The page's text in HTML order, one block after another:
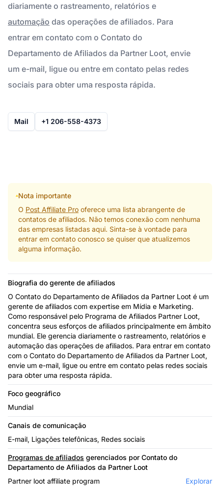
diariamente o rastreamento, relatórios e
automação das operações de afiliados. Para
entrar em contato com o Contato do
Departamento de Afiliados da Partner Loot, envie
um e-mail, ligue ou entre em contato pelas redes
sociais para obter uma resposta rápida.
Mail +1 206-558-4373
Nota importante
O Post Affiliate Prooferece uma lista abrangente de
contatos de afiliados. Não temos conexão com nenhuma
das empresas listadas aqui. Sinta-se à vontade para
entrar em contato conosco se quiser que atualizemos
alguma informação.
Biografia do gerente de afiliados
O Contato do Departamento de Afiliados da Partner Loot é um
gerente de afiliados com expertise em Mídia e Marketing.
Como responsável pelo Programa de Afiliados Partner Loot,
concentra seus esforços de afiliados principalmente em âmbito
mundial. Ele gerencia diariamente o rastreamento, relatórios e
automação das operações de afiliados. Para entrar em contato
com o Contato do Departamento de Afiliados da Partner Loot,
envie um e-mail, ligue ou entre em contato pelas redes sociais
para obter uma resposta rápida.
Foco geográfico
Mundial
Canais de comunicação
E-mail, Ligações telefônicas, Redes sociais
Programas de afiliados gerenciados por Contato do
Departamento de Afiliados da Partner Loot
Partner loot affiliate program
Explorar